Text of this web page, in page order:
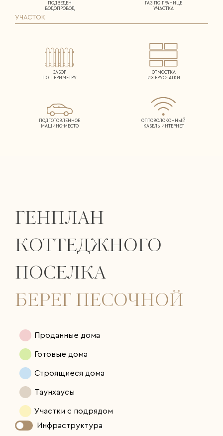
ПОДВЕДЕН
ВОДОПРОВОД
ГАЗ ПО ГРАНИЦЕ
УЧАСТКА
УЧАСТОК
ЗАБОР
ПО ПЕРИМЕТРУ
ОТМОСТКА
ИЗ БРУСЧАТКИ
ПОДГОТОВЛЕННОЕ
МАШИНО-МЕСТО
ОПТОВОЛОКОННЫЙ
КАБЕЛЬ ИНТЕРНЕТ
ГЕНПЛАН
КОТТЕДЖНОГО
ПОСЕЛКА
БЕРЕГ ПЕСОЧНОЙ
Проданные дома
Готовые дома
Строящиеся дома
Таунхаусы
Участки с подрядом
Инфраструктура